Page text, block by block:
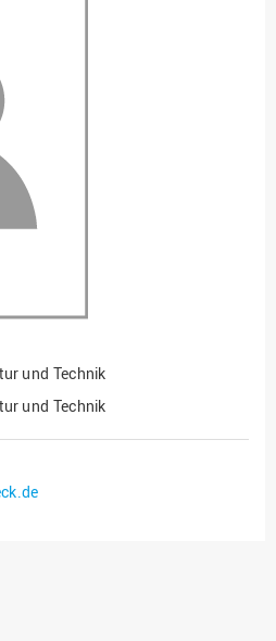
und Technik
und Technik